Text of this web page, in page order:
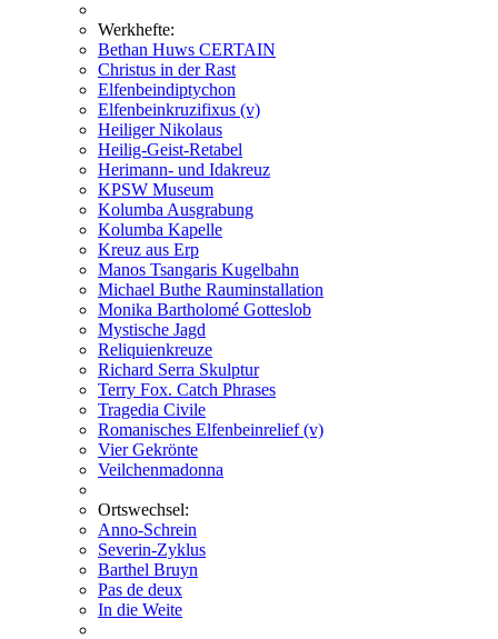
Werkhefte:
Bethan Huws CERTAIN
Christus in der Rast
Elfenbeindiptychon
Elfenbeinkruzifixus (v)
Heiliger Nikolaus
Heilig-Geist-Retabel
Herimann- und Idakreuz
KPSW Museum
Kolumba Ausgrabung
Kolumba Kapelle
Kreuz aus Erp
Manos Tsangaris Kugelbahn
Michael Buthe Rauminstallation
Monika Bartholomé Gotteslob
Mystische Jagd
Reliquienkreuze
Richard Serra Skulptur
Terry Fox. Catch Phrases
Tragedia Civile
Romanisches Elfenbeinrelief (v)
Vier Gekrönte
Veilchenmadonna
Ortswechsel:
Anno-Schrein
Severin-Zyklus
Barthel Bruyn
Pas de deux
In die Weite